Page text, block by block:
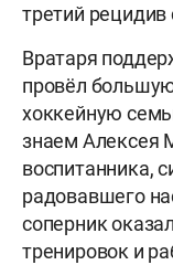
третий рецидив
Вратаря
провёл
хоккейную
знаем Алексея
воспитанника,
радовавшего
соперник
тренировок и